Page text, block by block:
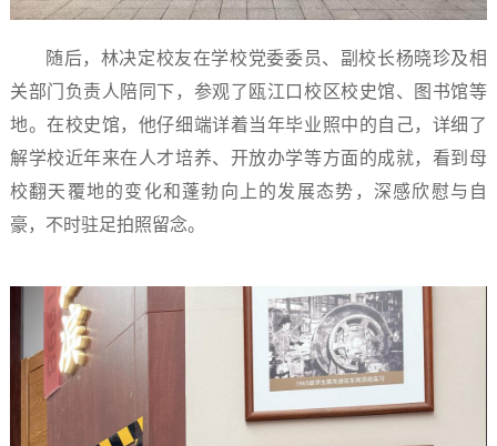
随后，林决定校友在学校党委委员、副校长杨晓珍及相
关部门负责人陪同下，参观了瓯江口校区校史馆、图书馆等
地。在校史馆，他仔细端详着当年毕业照中的自己，详细了
解学校近年来在人才培养、开放办学等方面的成就，看到母
校翻天覆地的变化和蓬勃向上的发展态势，深感欣慰与自
豪，不时驻足拍照留念。